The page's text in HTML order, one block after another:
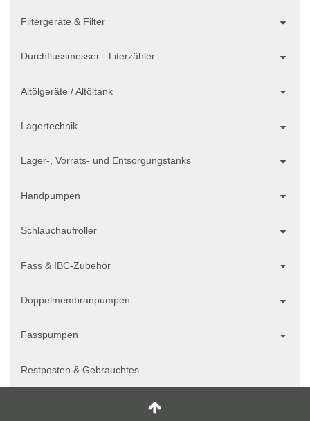
Filtergeräte & Filter
Durchflussmesser - Literzähler
Altölgeräte / Altöltank
Lagertechnik
Lager-, Vorrats- und Entsorgungstanks
Handpumpen
Schlauchaufroller
Fass & IBC-Zubehör
Doppelmembranpumpen
Fasspumpen
Restposten & Gebrauchtes